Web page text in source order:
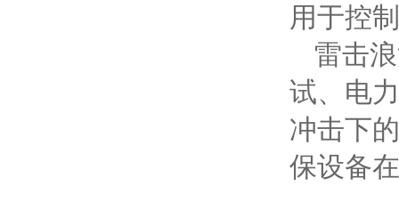
用于控
雷击
试、电
冲击下
保设备